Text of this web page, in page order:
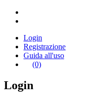
Login
Registrazione
Guida all'uso
(0)
Login